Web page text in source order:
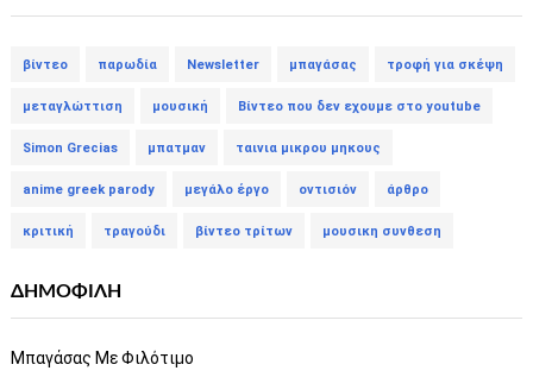
βίντεο παρωδία Newsletter μπαγάσας τροφή για σκέψη
μεταγλώττιση μουσική Βίντεο που δεν εχουμε στο youtube
Simon Grecias μπατμαν ταινια μικρου μηκους
anime greek parody μεγάλο έργο οντισιόν άρθρο
κριτική τραγούδι βίντεο τρίτων μουσικη συνθεση
ΔΗΜΟΦΙΛΗ
Μπαγάσας Με Φιλότιμο